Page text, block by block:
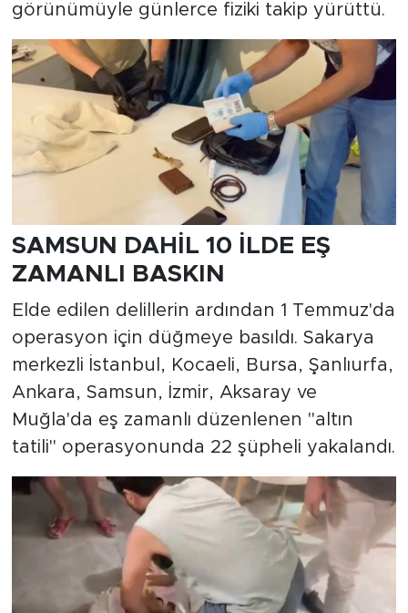
görünümüyle günlerce fiziki takip yürüttü.
SAMSUN DAHİL 10 İLDE EŞ
ZAMANLI BASKIN
Elde edilen delillerin ardından 1 Temmuz'da
operasyon için düğmeye basıldı. Sakarya
merkezli İstanbul, Kocaeli, Bursa, Şanlıurfa,
Ankara, Samsun, İzmir, Aksaray ve
Muğla'da eş zamanlı düzenlenen "altın
tatili" operasyonunda 22 şüpheli yakalandı.